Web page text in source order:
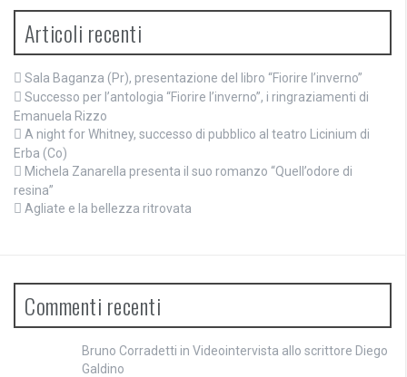
Articoli recenti
Sala Baganza (Pr), presentazione del libro “Fiorire l’inverno”
Successo per l’antologia “Fiorire l’inverno”, i ringraziamenti di
Emanuela Rizzo
A night for Whitney, successo di pubblico al teatro Licinium di
Erba (Co)
Michela Zanarella presenta il suo romanzo “Quell’odore di
resina”
Agliate e la bellezza ritrovata
Commenti recenti
Bruno Corradetti in Videointervista allo scrittore Diego
Galdino